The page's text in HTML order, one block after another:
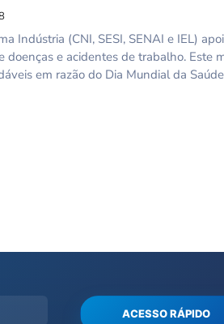
Indústria (CNI, SESI, SENAI e IEL)
doenças e acidentes de trabalho.
em razão do Dia Mundial da
ACESSO RÁPIDO